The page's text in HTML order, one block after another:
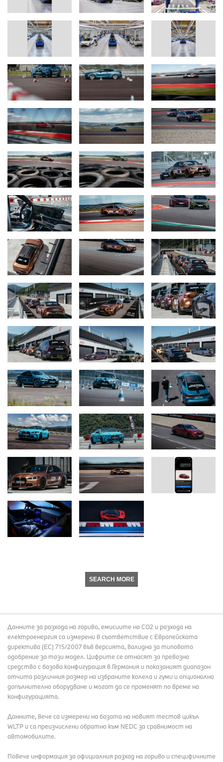
SEARCH MORE
Данните за разхода на гориво, емисиите на СО2 и разхода на
електроенергия са измерени в съответствие с Европейската
директива (EC) 715/2007 във версията, валидна за типовото
одобрение за този модел. Цифрите се отнасят за превозно
средство с базова конфигурация в Германия и показаният диапазон
отчита различния размер на избраните колела и гуми и опционално
допълнително оборудване и могат да се променят по време на
конфигурацията.
Данните, вече са измерени на базата на новият тестов цикъл
WLTP и са преизчислени обратно към NEDC за сравнимост на
автомобилите.
Повече информация за официалния разход на гориво и специфичните